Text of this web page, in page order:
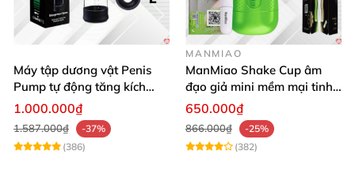
Máy tập dương vật Penis
Pump tự động tăng kích
thước hiệu quả nhanh
1.000.000₫
1.587.000₫
-37%
(386)
MANMIAO
ManMiao Shake Cup âm
đạo giả mini mềm mại tinh
tế kích thích cực đỉnh
650.000₫
866.000₫
-25%
(382)